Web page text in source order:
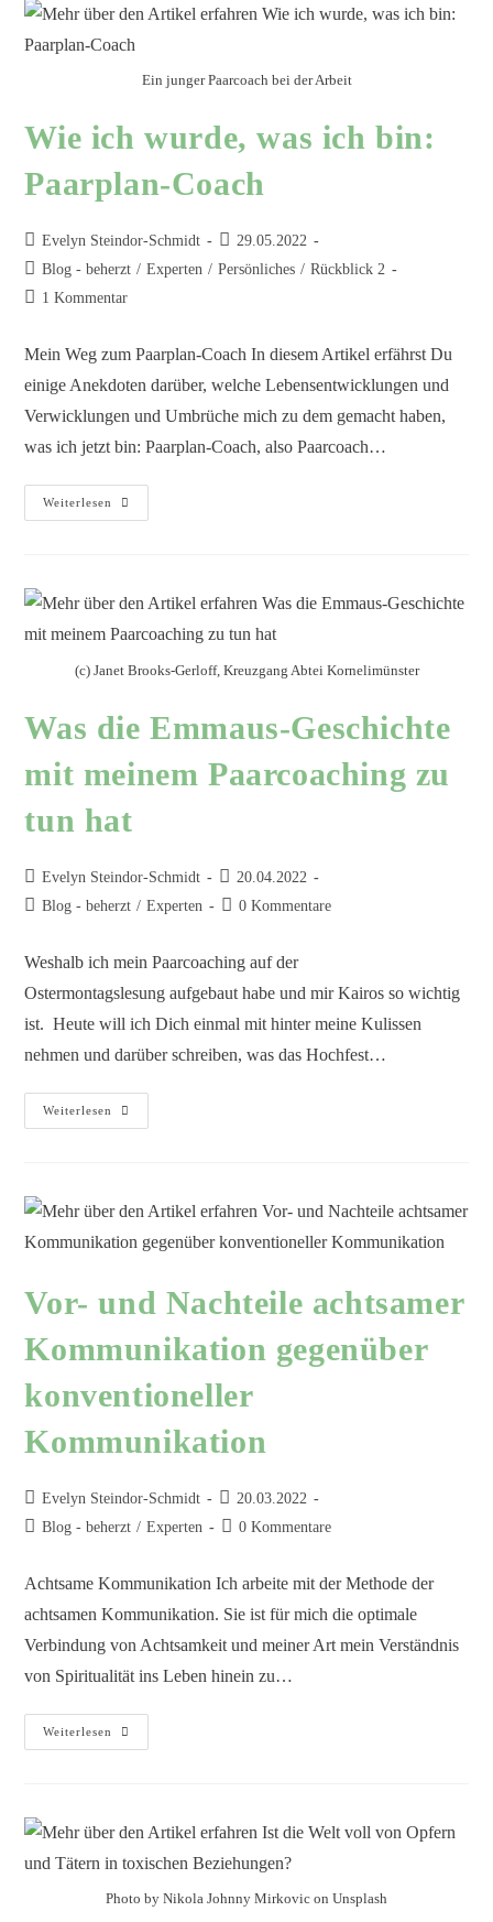
Ein junger Paarcoach bei der Arbeit
Wie ich wurde, was ich bin:
Paarplan-Coach
Evelyn Steindor-Schmidt
29.05.2022
Blog - beherzt / Experten / Persönliches / Rückblick 2
1 Kommentar
Mein Weg zum Paarplan-Coach In diesem Artikel erfährst Du
einige Anekdoten darüber, welche Lebensentwicklungen und
Verwicklungen und Umbrüche mich zu dem gemacht haben,
was ich jetzt bin: Paarplan-Coach, also Paarcoach…
Weiterlesen
(c) Janet Brooks-Gerloff, Kreuzgang Abtei Kornelimünster
Was die Emmaus-Geschichte
mit meinem Paarcoaching zu
tun hat
Evelyn Steindor-Schmidt
20.04.2022
Blog - beherzt / Experten 0 Kommentare
Weshalb ich mein Paarcoaching auf der
Ostermontagslesung aufgebaut habe und mir Kairos so wichtig
ist. Heute will ich Dich einmal mit hinter meine Kulissen
nehmen und darüber schreiben, was das Hochfest…
Weiterlesen
Vor- und Nachteile achtsamer
Kommunikation gegenüber
konventioneller
Kommunikation
Evelyn Steindor-Schmidt
20.03.2022
Blog - beherzt / Experten 0 Kommentare
Achtsame Kommunikation Ich arbeite mit der Methode der
achtsamen Kommunikation. Sie ist für mich die optimale
Verbindung von Achtsamkeit und meiner Art mein Verständnis
von Spiritualität ins Leben hinein zu…
Weiterlesen
Photo by Nikola Johnny Mirkovic on Unsplash